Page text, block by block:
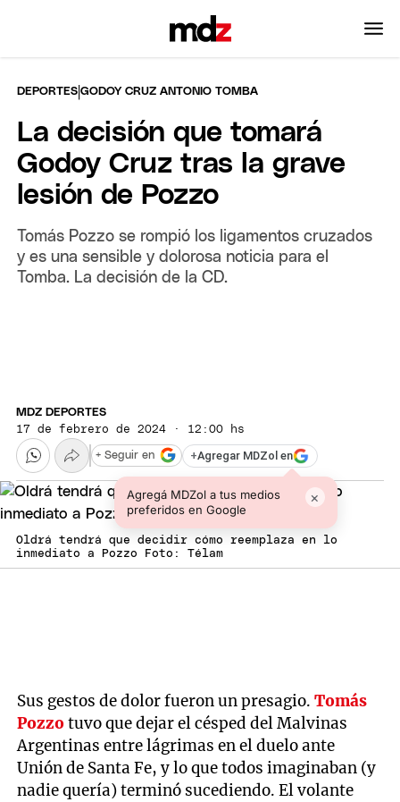
DEPORTES |GODOY CRUZ ANTONIO TOMBA
La decisión que tomará
Godoy Cruz tras la grave
lesión de Pozzo
Tomás Pozzo se rompió los ligamentos cruzados
y es una sensible y dolorosa noticia para el
Tomba. La decisión de la CD.
MDZ DEPORTES
17 de febrero de 2024 · 12:00 hs
+Agregar MDZol en
Agregá MDZol a tus medios
preferidos en Google
×
+ Seguir en
Oldrá tendrá que decidir cómo reemplaza en lo
inmediato a Pozzo Foto: Télam
Sus gestos de dolor fueron un presagio.Tomás
Pozzotuvo que dejar el césped del Malvinas
Argentinas entre lágrimas en el duelo ante
Unión de Santa Fe, y lo que todos imaginaban (y
nadie quería) terminó sucediendo. El volante